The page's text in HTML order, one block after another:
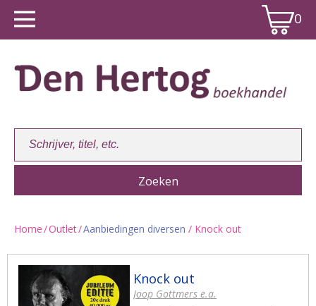
0
Home/Outlet/Aanbiedingen diversen / Knock out
Knock out
Joop Gottmers e.a.